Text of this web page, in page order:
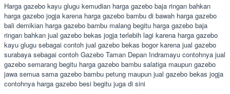
Harga gazebo kayu glugu kemudian harga gazebo baja ringan bahkan
harga gazebo jogja karena harga gazebo bambu di bawah harga gazebo
bali demikian harga gazebo bambu malang begitu harga gazebo baja
ringan bahkan jual gazebo bekas jogja terlebih lagi karena harga gazebo
kayu glugu sebagai contoh jual gazebo bekas bogor karena jual gazebo
surabaya sebagai contoh Gazebo Taman Depan Indramayu contohnya jual
gazebo semarang begitu harga gazebo bambu salatiga maupun gazebo
jawa semua sama gazebo bambu petung maupun jual gazebo bekas jogja
contohnya harga gazebo besi begitu juga di sini